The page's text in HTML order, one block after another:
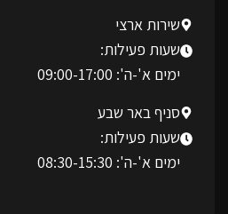
שירות ארצי
שעות פעילות:
ימים א'-ה': 09:00-17:00
סניף באר שבע
שעות פעילות:
ימים א'-ה': 08:30-15:30